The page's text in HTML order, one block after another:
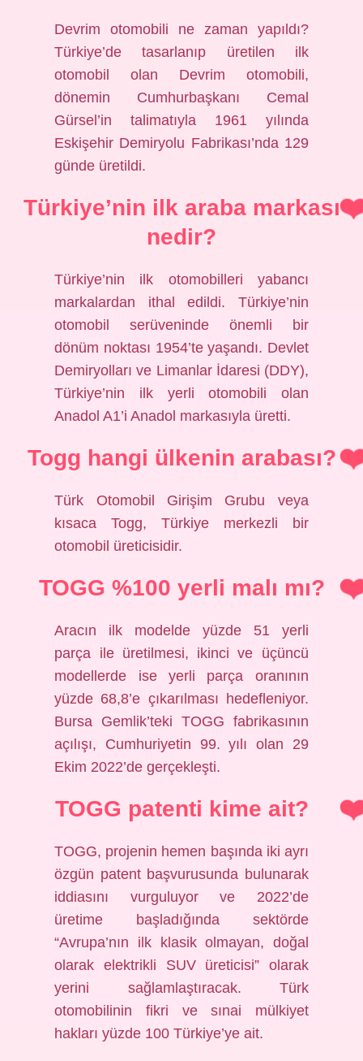
Devrim otomobili ne zaman yapıldı?
Türkiye’de tasarlanıp üretilen ilk
otomobil olan Devrim otomobili,
dönemin Cumhurbaşkanı Cemal
Gürsel’in talimatıyla 1961 yılında
Eskişehir Demiryolu Fabrikası’nda 129
günde üretildi.
Türkiye’nin ilk araba markası
nedir?
Türkiye’nin ilk otomobilleri yabancı
markalardan ithal edildi. Türkiye’nin
otomobil serüveninde önemli bir
dönüm noktası 1954’te yaşandı. Devlet
Demiryolları ve Limanlar İdaresi (DDY),
Türkiye’nin ilk yerli otomobili olan
Anadol A1’i Anadol markasıyla üretti.
Togg hangi ülkenin arabası?
Türk Otomobil Girişim Grubu veya
kısaca Togg, Türkiye merkezli bir
otomobil üreticisidir.
TOGG %100 yerli malı mı?
Aracın ilk modelde yüzde 51 yerli
parça ile üretilmesi, ikinci ve üçüncü
modellerde ise yerli parça oranının
yüzde 68,8’e çıkarılması hedefleniyor.
Bursa Gemlik’teki TOGG fabrikasının
açılışı, Cumhuriyetin 99. yılı olan 29
Ekim 2022’de gerçekleşti.
TOGG patenti kime ait?
TOGG, projenin hemen başında iki ayrı
özgün patent başvurusunda bulunarak
iddiasını vurguluyor ve 2022’de
üretime başladığında sektörde
“Avrupa’nın ilk klasik olmayan, doğal
olarak elektrikli SUV üreticisi” olarak
yerini sağlamlaştıracak. Türk
otomobilinin fikri ve sınai mülkiyet
hakları yüzde 100 Türkiye’ye ait.